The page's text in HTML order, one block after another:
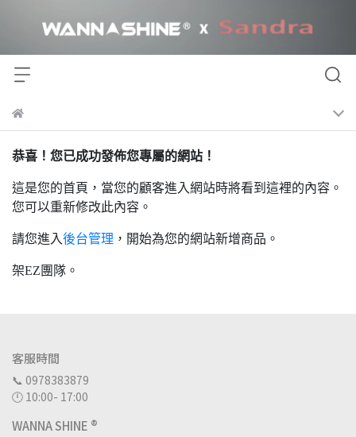
恭喜！您已成功發佈您專屬的網站！
這是您的首頁，當您的顧客進入網站時將看到這裡的內容。
您可以重新修改此內容。
請您進入後台管理 ，開始為您的網站新增商品。
架EZ團隊。
客服時間
📞 0978383879
🕛 10:00- 17:00
WANNA SHINE ®